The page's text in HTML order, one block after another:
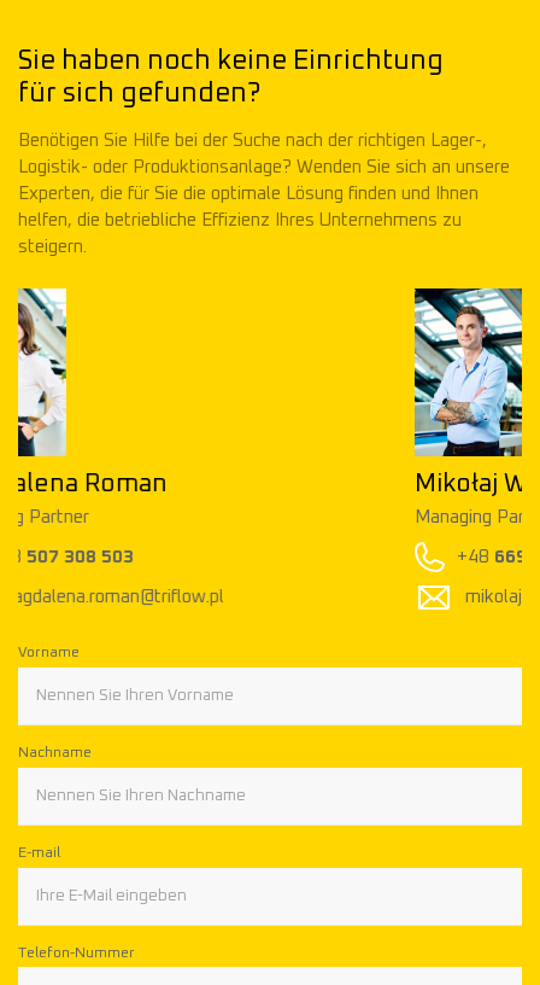
Sie haben noch keine Einrichtung
für sich gefunden?
Benötigen Sie Hilfe bei der Suche nach der richtigen Lager-,
Logistik- oder Produktionsanlage? Wenden Sie sich an unsere
Experten, die für Sie die optimale Lösung finden und Ihnen
helfen, die betriebliche Effizienz Ihres Unternehmens zu
steigern.
mikolaj.walkowski@triflow.pl
Vorname
Nachname
E-mail
Telefon-Nummer